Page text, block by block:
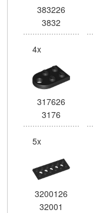
383226
3832
4x
317626
3176
5x
3200126
32001